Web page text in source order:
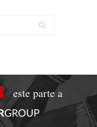
este parte a